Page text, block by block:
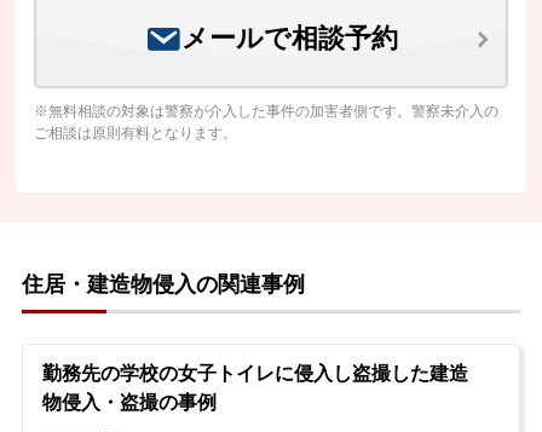
メールで相談予約
※無料相談の対象は警察が介入した事件の加害者側です。警察未介入の
ご相談は原則有料となります。
住居・建造物侵入の関連事例
勤務先の学校の女子トイレに侵入し盗撮した建造
物侵入・盗撮の事例